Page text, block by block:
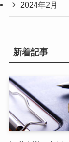
2024年2月
新着記事